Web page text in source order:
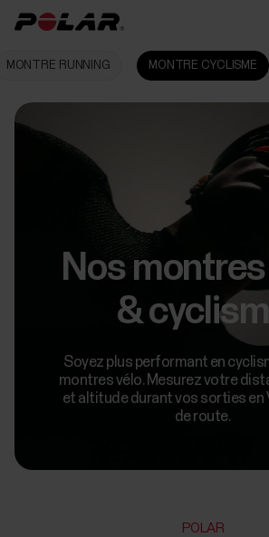
MONTRE RUNNING MONTRE CYCLISME
Nos
&
Soyez plus performant en
montres vélo. Mesurez votre
et altitude durant vos sorties en
de route.
POLAR